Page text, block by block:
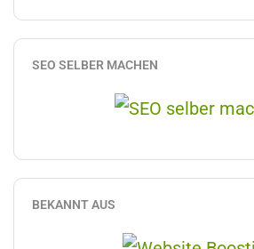
SEO SELBER MACHEN
BEKANNT AUS